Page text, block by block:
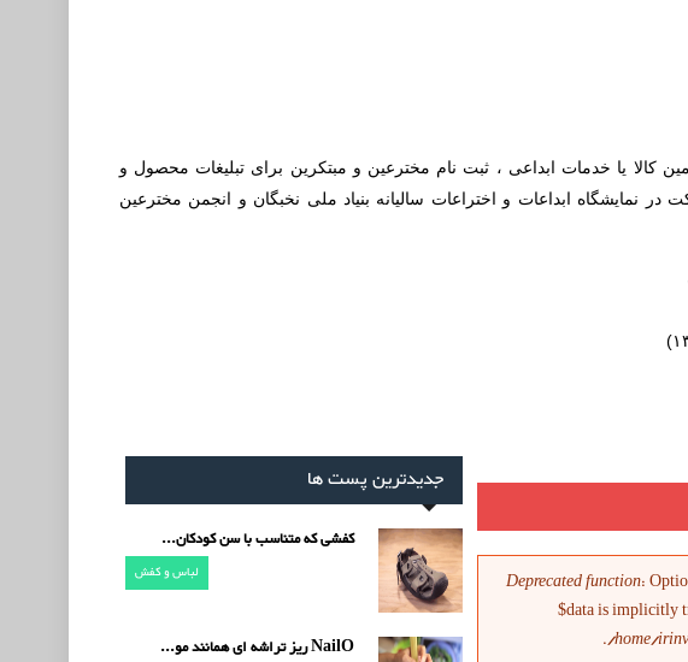
کالا یا خدمات ابداعی ، ثبت نام مخترعین و مبتکرین برای تبلیغات محصول و
نمایشگاه ابداعات و اختراعات سالیانه بنیاد ملی نخبگان و انجمن مخترعین
)
Deprecated function:
$data is implicitly
/home/
جدیدترین پست ها
کفشی که متناسب با سن کودکان...
لباس و کفش
NailO ریز تراشه ای همانند مو...